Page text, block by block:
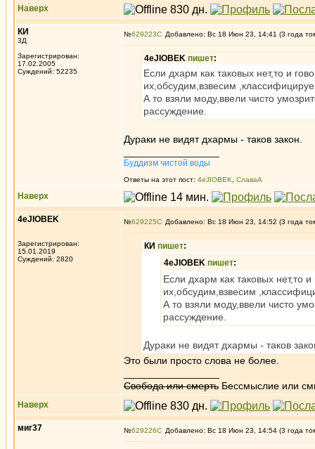
Наверх
КИ
3Д
Зарегистрирован:
17.02.2005
Суждений: 52235
№629223 Добавлено: Вс 18 Июн 23, 14:41 (3 года
4eJIOBEK пишет:
Если дхарм как таковых нет,то и
их,обсудим,взвесим
А то взяли моду,ввели чисто
рассуждение.
Дураки не видят дхармы - таков закон.
Буддизм чистой воды
Ответы на этот пост: 4eJIOBEK СлаваА
Наверх
4eJIOBEK
Зарегистрирован:
15.01.2019
Суждений: 2820
№629225 Добавлено: Вс 18 Июн 23, 14:52 (3 года
КИ пишет:
4eJIOBEK пишет:
Если дхарм как таковых нет,то
их,обсудим,взвесим
А то взяли моду,ввели чисто
рассуждение.
Дураки не видят дхармы - таков
Это были просто слова не более.
Свобода или смерть Бессмыслие или
Наверх
миг37 №629226 Добавлено: Вс 18 Июн 23, 14:54 (3 года